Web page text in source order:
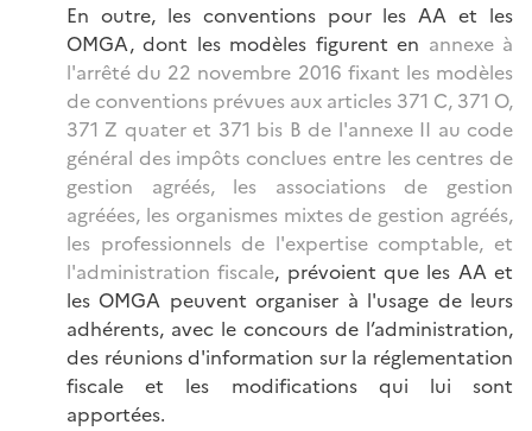
En outre, les conventions pour les AA et les
OMGA, dont les modèles figurent en annexe à
l'arrêté du 22 novembre 2016 fixant les modèles
de conventions prévues aux articles 371 C, 371 O,
371 Z quater et 371 bis B de l'annexe II au code
général des impôts conclues entre les centres de
gestion agréés, les associations de gestion
agréées, les organismes mixtes de gestion agréés,
les professionnels de l'expertise comptable, et
l'administration fiscale, prévoient que les AA et
les OMGA peuvent organiser à l'usage de leurs
adhérents, avec le concours de l’administration,
des réunions d'information sur la réglementation
fiscale et les modifications qui lui sont
apportées.